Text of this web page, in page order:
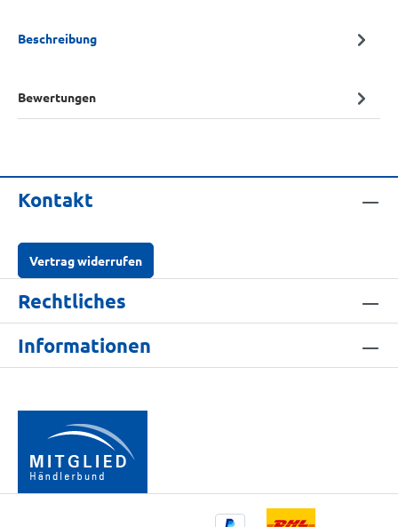
Beschreibung
Bewertungen
Kontakt
Vertrag widerrufen
Rechtliches
Informationen